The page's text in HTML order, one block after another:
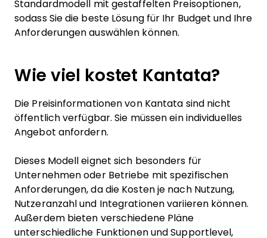
Standardmodell mit gestaffelten Preisoptionen,
sodass Sie die beste Lösung für Ihr Budget und Ihre
Anforderungen auswählen können.
Wie viel kostet Kantata?
Die Preisinformationen von Kantata sind nicht
öffentlich verfügbar. Sie müssen ein individuelles
Angebot anfordern.
Dieses Modell eignet sich besonders für
Unternehmen oder Betriebe mit spezifischen
Anforderungen, da die Kosten je nach Nutzung,
Nutzeranzahl und Integrationen variieren können.
Außerdem bieten verschiedene Pläne
unterschiedliche Funktionen und Supportlevel,